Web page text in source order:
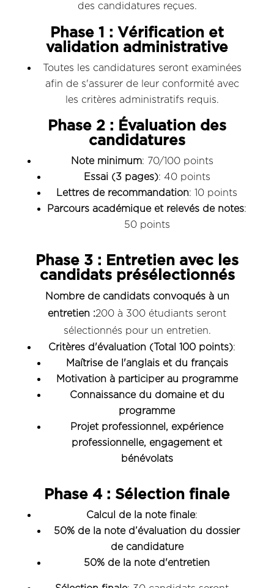
des candidatures reçues.
Phase 1 : Vérification et
validation administrative
Toutes les candidatures seront examinées
afin de s'assurer de leur conformité avec
les critères administratifs requis.
Phase 2 : Évaluation des
candidatures
Note minimum: 70/100 points
Essai (3 pages): 40 points
Lettres de recommandation: 10 points
Parcours académique et relevés de notes:
50 points
Phase 3 : Entretien avec les
candidats présélectionnés
Nombre de candidats convoqués à un
entretien :200 à 300 étudiants seront
sélectionnés pour un entretien.
Critères d'évaluation (Total 100 points):
Maîtrise de l'anglais et du français
Motivation à participer au programme
Connaissance du domaine et du
programme
Projet professionnel, expérience
professionnelle, engagement et
bénévolats
Phase 4 : Sélection finale
Calcul de la note finale:
50% de la note d’évaluation du dossier
de candidature
50% de la note d'entretien